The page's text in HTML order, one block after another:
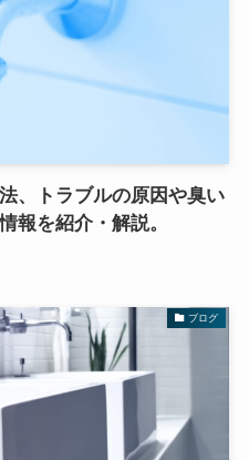
、トラブルの原因や臭い
報を紹介・解説。
ブログ